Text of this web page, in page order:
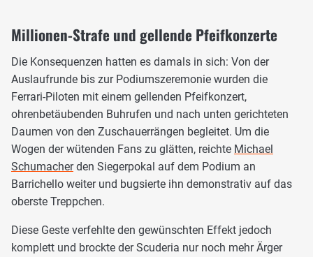
Millionen-Strafe und gellende Pfeifkonzerte
Die Konsequenzen hatten es damals in sich: Von der
Auslaufrunde bis zur Podiumszeremonie wurden die
Ferrari-Piloten mit einem gellenden Pfeifkonzert,
ohrenbetäubenden Buhrufen und nach unten gerichteten
Daumen von den Zuschauerrängen begleitet. Um die
Wogen der wütenden Fans zu glätten, reichte Michael
Schumacherden Siegerpokal auf dem Podium an
Barrichello weiter und bugsierte ihn demonstrativ auf das
oberste Treppchen.
Diese Geste verfehlte den gewünschten Effekt jedoch
komplett und brockte der Scuderia nur noch mehr Ärger